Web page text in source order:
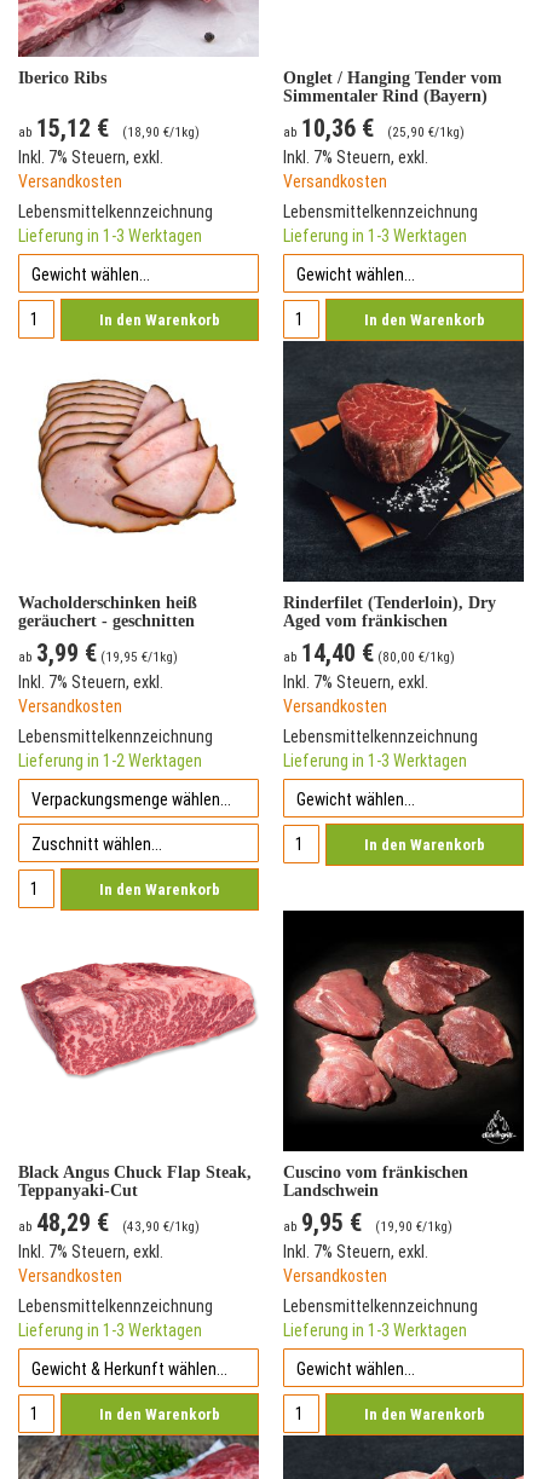
Iberico Ribs
ab 15,12 € (18,90 €/1kg)
Inkl. 7% Steuern, exkl.
Versandkosten
Lebensmittelkennzeichnung
Lieferung in 1-3 Werktagen
In den Warenkorb
Onglet / Hanging Tender vom
Simmentaler Rind (Bayern)
ab 10,36 € (25,90 €/1kg)
Inkl. 7% Steuern, exkl.
Versandkosten
Lebensmittelkennzeichnung
Lieferung in 1-3 Werktagen
In den Warenkorb
Wacholderschinken heiß
geräuchert - geschnitten
ab 3,99 € (19,95 €/1kg)
Inkl. 7% Steuern, exkl.
Versandkosten
Lebensmittelkennzeichnung
Lieferung in 1-2 Werktagen
In den Warenkorb
Rinderfilet (Tenderloin), Dry
Aged vom fränkischen
Simmentaler Rind
ab 14,40 € (80,00 €/1kg)
Inkl. 7% Steuern, exkl.
Versandkosten
Lebensmittelkennzeichnung
Lieferung in 1-3 Werktagen
In den Warenkorb
Black Angus Chuck Flap Steak,
Teppanyaki-Cut
ab 48,29 € (43,90 €/1kg)
Inkl. 7% Steuern, exkl.
Versandkosten
Lebensmittelkennzeichnung
Lieferung in 1-3 Werktagen
In den Warenkorb
Cuscino vom fränkischen
Landschwein
ab 9,95 € (19,90 €/1kg)
Inkl. 7% Steuern, exkl.
Versandkosten
Lebensmittelkennzeichnung
Lieferung in 1-3 Werktagen
In den Warenkorb